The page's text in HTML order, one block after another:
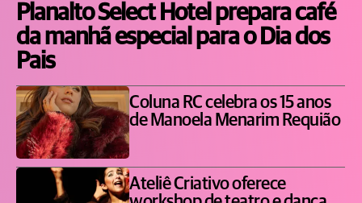
Planalto Select Hotel prepara café
da manhã especial para o Dia dos
Pais
Coluna RC celebra os 15 anos
de Manoela Menarim Requião
Ateliê Criativo oferece